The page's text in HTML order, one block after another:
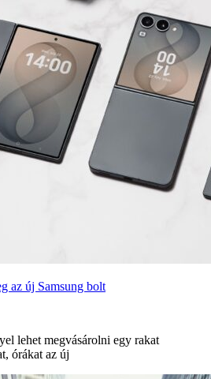
az új Samsung bolt
lehet megvásárolni egy rakat
órákat az új